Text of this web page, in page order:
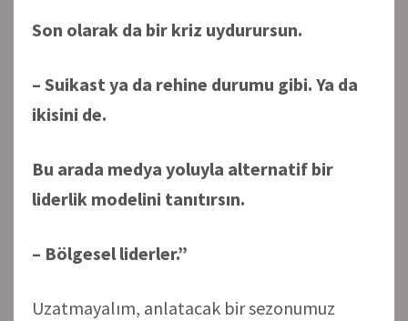
Son olarak da bir kriz uydurursun.
– Suikast ya da rehine durumu gibi. Ya da
ikisini de.
Bu arada medya yoluyla alternatif bir
liderlik modelini tanıtırsın.
– Bölgesel liderler.”
Uzatmayalım, anlatacak bir sezonumuz